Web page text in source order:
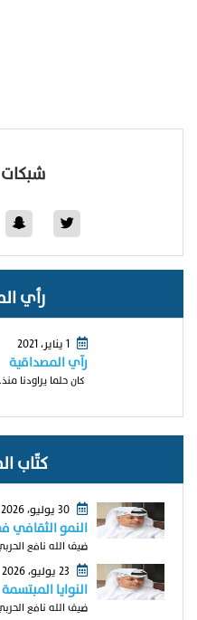
رأي
1 يناير، 2021
رآي المصداقية
كان حلما يراودنا
كتّاب
30 يوليو، 2026
النمو
ضيف الله نافع
النوايا المبتسمة
ضيف الله نافع